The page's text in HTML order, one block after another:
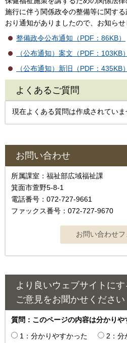
施行に伴う関係政令の整備等に関す
おり通知がありましたので、お知らせ
整備政令公布通知（PDF：86KB）
（公布通知）案文（PDF：103KB）
（公布通知）新旧（PDF：435KB）
よくあるご質問
現在よくある質問は作成されていま
お問い合わせ
所属課室：福祉部広域福祉課
箕面市萱野5-8-1
電話番号：072-727-9661
ファックス番号：072-727-9670
より良いウェブサイトに
ご意見をお聞かせください
質問：このページの内容は分かりや
1：分かりやすかった
2：分